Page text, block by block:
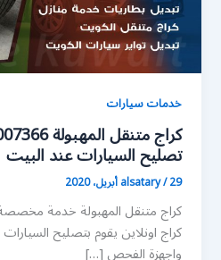
خدمات سيارات
تصليح السيارات عند البيت
alsatary/29 أبريل، 2020
كراج متنقل المهبولة خدمة مخصصة
كراج اونلاين يقوم بتصليح
واجهزة الفحص […]